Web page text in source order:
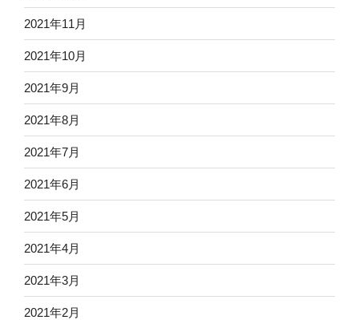
2021年11月
2021年10月
2021年9月
2021年8月
2021年7月
2021年6月
2021年5月
2021年4月
2021年3月
2021年2月